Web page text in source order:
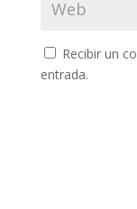
Recibir un
entrada.